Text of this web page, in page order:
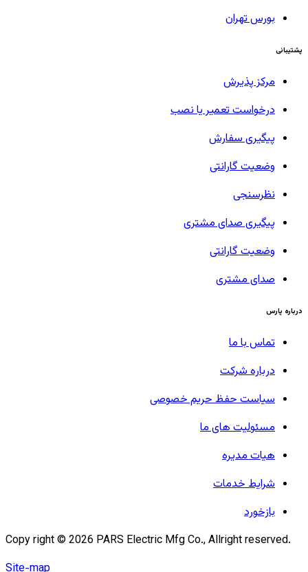
بورس تهران
پشتیبانی
مرکز پذیرش
درخواست تعمیر یا نصب
پیگیری سفارش
وضعیت گارانتی
نظرسنجی
پیگیری صدای مشتری
وضعیت گارانتی
صدای مشتری
درباره پارس
تماس با ما
درباره شرکت
سیاست حفظ حریم خصوصی
مسئولیت های ما
هیات مدیره
شرایط خدمات
بازخورد
Copy right © 2026 PARS Electric Mfg Co., Allright reserved.